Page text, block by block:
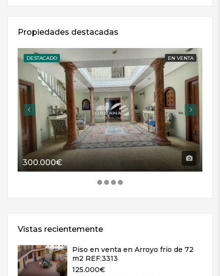
Propiedades destacadas
DESTACADO EN VENTA
300.000€
Vistas recientemente
Piso en venta en Arroyo frio de 72
m2 REF:3313
125.000€